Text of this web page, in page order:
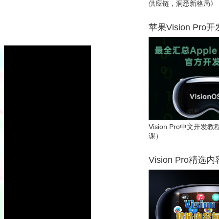
供应链，洞悉新格局》
苹果Vision Pro开
Vision Pro中文开发教
课）
Vision Pro精选内